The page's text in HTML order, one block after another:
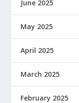
June 2025
May 2025
April 2025
March 2025
February 2025